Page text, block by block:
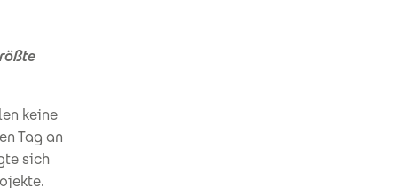
keine
Tag an
sich